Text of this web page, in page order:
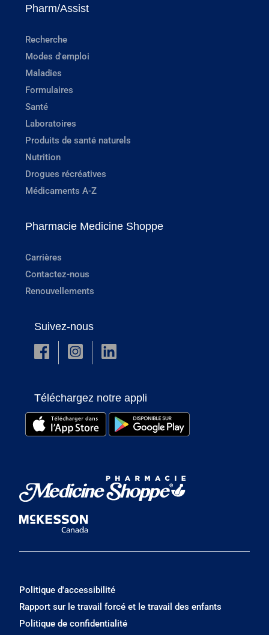
Pharm/Assist
Recherche
Modes d'emploi
Maladies
Formulaires
Santé
Laboratoires
Produits de santé naturels
Nutrition
Drogues récréatives
Médicaments A-Z
Pharmacie Medicine Shoppe
Carrières
Contactez-nous
Renouvellements
Suivez-nous
Téléchargez notre appli
Politique d'accessibilité
Rapport sur le travail forcé et le travail des enfants
Politique de confidentialité